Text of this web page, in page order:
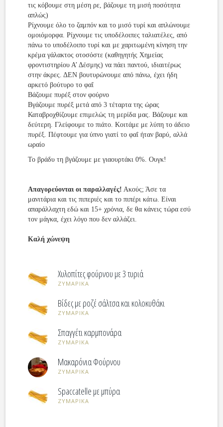
τις κόβουμε στη μέση ρε, βάζουμε τη μισή ποσότητα
απλώς)
Ρίχνουμε όλο το ζαμπόν και το μισό τυρί και απλώνουμε
ομοιόμορφα. Ρίχνουμε τις υποδέλοιπες ταλιατέλες, από
πάνω το υποδέλοιπο τυρί και με χαριτωμένη κίνηση την
κρέμα γάλακτος οτοσόστε (καθηγητής Χημείας
φροντιστηρίου Α’ Δέσμης) να πάει παντού, ιδιαιτέρως
στην άκρες. ΔΕΝ βουτυρώνουμε από πάνω, έχει ήδη
αρκετό βούτυρο το φαΐ
Βάζουμε πυρέξ στον φούρνο
Βγάζουμε πυρέξ μετά από 3 τέταρτα της ώρας
Καταβροχθίζουμε επιμελώς τη μερίδα μας. Βάζουμε και
δεύτερη. Γλείφουμε το πιάτο. Κοιτάμε με λύπη το άδειο
πυρέξ. Πέφτουμε για ύπνο γιατί το φαΐ ήταν βαρύ, αλλά
ωραίο
Το βράδυ τη βγάζουμε με γιαουρτάκι 0%. Ουγκ!
Απαγορεύονται οι παραλλαγές! Ακούς; Άσε τα
μανιτάρια και τις πιπεριές και το πιπέρι κάτω. Είναι
απαράλλαχτη εδώ και 15+ χρόνια, δε θα κάνεις τώρα εσύ
τον μάγκα, έχει λόγο που δεν αλλάζει.
Καλή χώνεψη
Χυλοπίτες φούρνου με 3 τυριά
ΖΥΜΑΡΙΚΑ
Βίδες με ροζέ σάλτσα και κολοκυθάκι
ΖΥΜΑΡΙΚΑ
Σπαγγέτι καρμπονάρα
ΖΥΜΑΡΙΚΑ
Μακαρόνια Φούρνου
ΖΥΜΑΡΙΚΑ
Spaccatelle με μπύρα
ΖΥΜΑΡΙΚΑ